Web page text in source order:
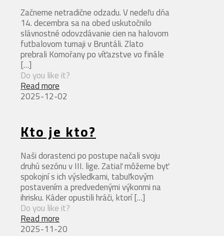
Začneme netradične odzadu. V nedeľu dňa
14. decembra sa na obed uskutočnilo
slávnostné odovzdávanie cien na halovom
futbalovom turnaji v Bruntáli. Zlato
prebrali Komořany po víťazstve vo finále
[…]
Do you like it?
Read more
2025-12-02
Kto je kto?
Naši dorastenci po postupe načali svoju
druhú sezónu v III. lige. Zatiaľ môžeme byť
spokojní s ich výsledkami, tabuľkovým
postavením a predvedenými výkonmi na
ihrisku. Káder opustili hráči, ktorí[…]
Do you like it?
Read more
2025-11-20